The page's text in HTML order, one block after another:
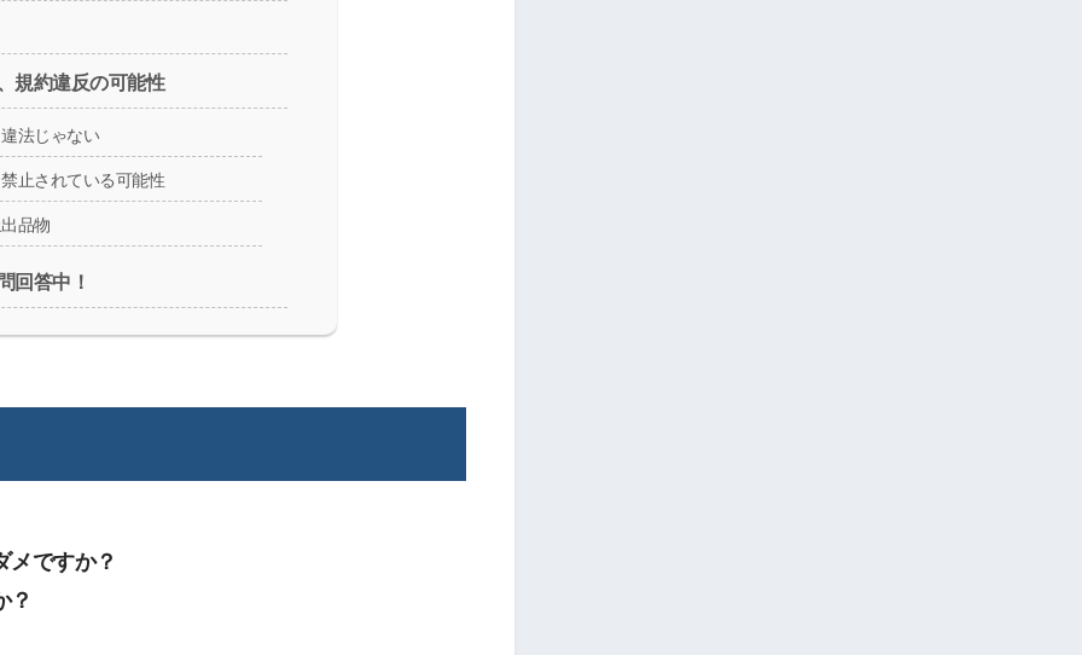
規約違反の可能性
法じゃない
止されている可能性
品物
回答中！
メですか？
？